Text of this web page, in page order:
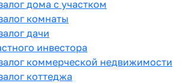
дома с участком
комнаты
дачи
инвестора
коммерческой недвижимости
коттеджа